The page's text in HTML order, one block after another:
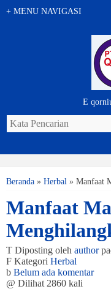
+ MENU NAVIGASI
E
Beranda » Herbal » Manfaat
Manfaat
T Diposting oleh author
F Kategori Herbal
b Belum ada komentar
@ Dilihat 2860 kali